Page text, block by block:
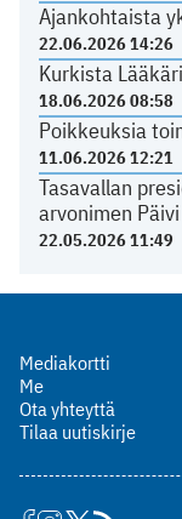
Ajankohtaista
22.06.2026 14:26
Kurkista
18.06.2026 08:58
Poikkeuksia
11.06.2026 12:21
Tasavallan
arvonimen
22.05.2026 11:49
Mediakortti
Me
Ota yhteyttä
Tilaa uutiskirje